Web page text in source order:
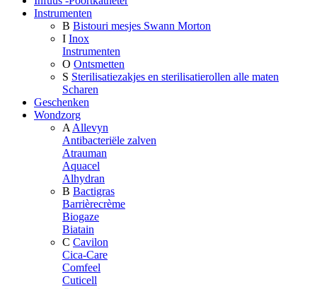
Instrumenten
B Bistouri mesjes Swann Morton
I Inox
Instrumenten
O Ontsmetten
S Sterilisatiezakjes en sterilisatierollen alle maten
Scharen
Geschenken
Wondzorg
A Allevyn
Antibacteriële zalven
Atrauman
Aquacel
Alhydran
B Bactigras
Barrièrecrème
Biogaze
Biatain
C Cavilon
Cica-Care
Comfeel
Cuticell